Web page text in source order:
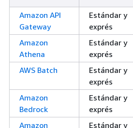
Amazon API
Gateway
Estándar y
exprés
Amazon
Athena
Estándar y
exprés
AWS Batch
Estándar y
exprés
Amazon
Bedrock
Estándar y
exprés
Amazon Estándar y